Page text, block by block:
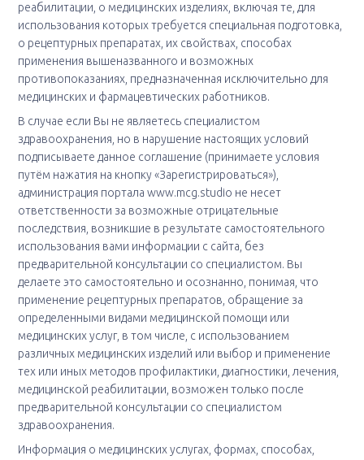
реабилитации, о медицинских изделиях, включая те, для
использования которых требуется специальная подготовка,
о рецептурных препаратах, их свойствах, способах
применения вышеназванного и возможных
противопоказаниях, предназначенная исключительно для
медицинских и фармацевтических работников.
В случае если Вы не являетесь специалистом
здравоохранения, но в нарушение настоящих условий
подписываете данное соглашение (принимаете условия
путём нажатия на кнопку «Зарегистрироваться»),
администрация портала www.mcg.studio не несет
ответственности за возможные отрицательные
последствия, возникшие в результате самостоятельного
использования вами информации с сайта, без
предварительной консультации со специалистом. Вы
делаете это самостоятельно и осознанно, понимая, что
применение рецептурных препаратов, обращение за
определенными видами медицинской помощи или
медицинских услуг, в том числе, с использованием
различных медицинских изделий или выбор и применение
тех или иных методов профилактики, диагностики, лечения,
медицинской реабилитации, возможен только после
предварительной консультации со специалистом
здравоохранения.
Информация о медицинских услугах, формах, способах,